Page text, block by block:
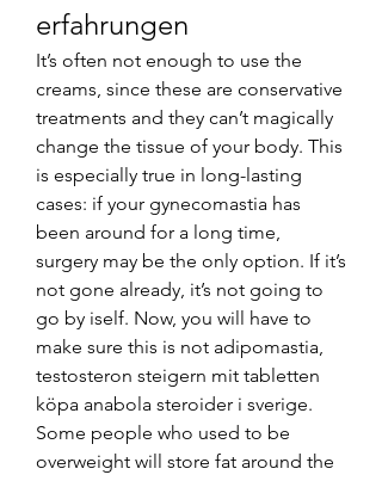
erfahrungen
It’s often not enough to use the
creams, since these are conservative
treatments and they can’t magically
change the tissue of your body. This
is especially true in long-lasting
cases: if your gynecomastia has
been around for a long time,
surgery may be the only option. If it’s
not gone already, it’s not going to
go by iself. Now, you will have to
make sure this is not adipomastia,
testosteron steigern mit tabletten
köpa anabola steroider i sverige.
Some people who used to be
overweight will store fat around the